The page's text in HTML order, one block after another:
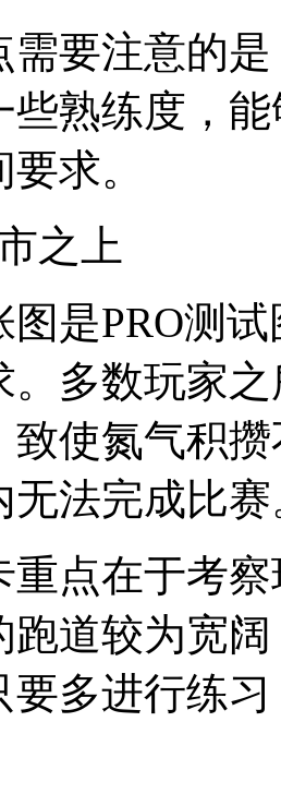
需要注意的
些熟练度，
求。
之上
图是PRO测
。多数玩家
致使氮气积
无法完成比赛
重点在于考
跑道较为宽
要多进行练